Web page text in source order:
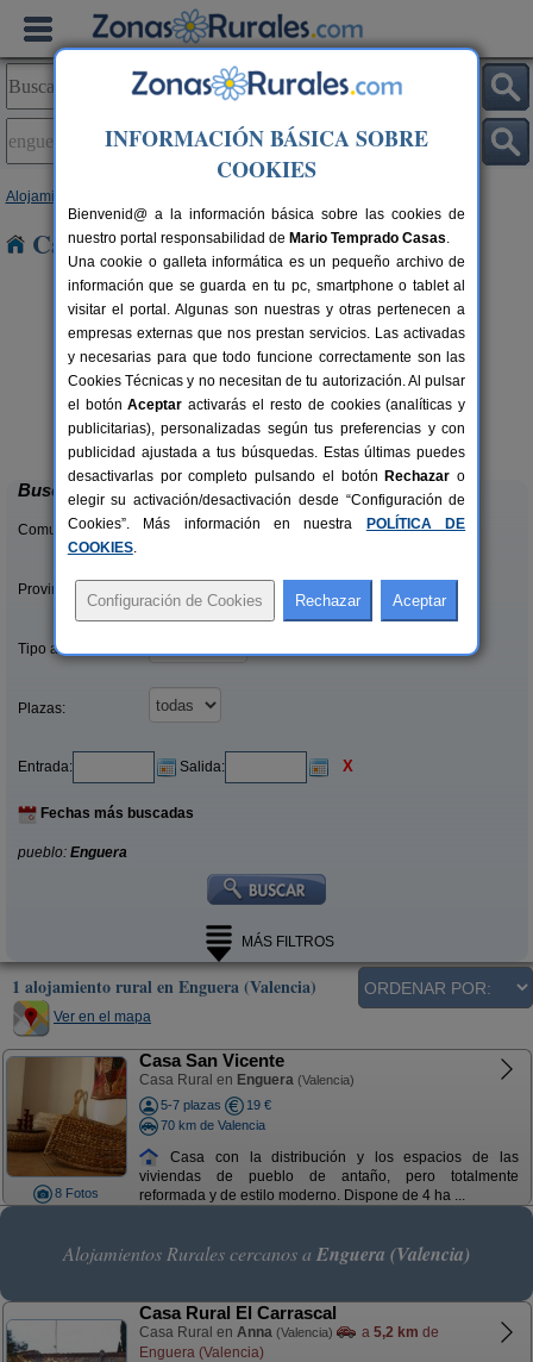
Alojamientos
Casas Rurales en Enguera
4 pers.
desde40 €
Cabaña del Lago
Anna (Valencia)
Buscar
Comunidades:
Provincias/Islas:
Tipo alquiler:
Plazas:
Entrada: Salida: X
Fechas más buscadas
pueblo: Enguera
MÁS FILTROS
1 alojamiento rural en Enguera (Valencia)
Ver en el mapa
8 Fotos
Casa San Vicente
Casa Rural en Enguera (Valencia)
5-7 plazas
19 €
70 km de Valencia
Casa con la distribución y los espacios de las
viviendas de pueblo de antaño, pero totalmente
reformada y de estilo moderno. Dispone de 4 ha ...
Alojamientos Rurales cercanos a Enguera (Valencia)
Casa Rural El Carrascal
Casa Rural en Anna (Valencia) a 5,2 km de
Enguera (Valencia)
INFORMACIÓN BÁSICA SOBRE
COOKIES
Bienvenid@ a la información básica sobre las cookies de
nuestro portal responsabilidad de Mario Temprado Casas.
Una cookie o galleta informática es un pequeño archivo de
información que se guarda en tu pc, smartphone o tablet al
visitar el portal. Algunas son nuestras y otras pertenecen a
empresas externas que nos prestan servicios. Las activadas
y necesarias para que todo funcione correctamente son las
Cookies Técnicas y no necesitan de tu autorización. Al pulsar
el botónAceptar activarás el resto de cookies (analíticas y
publicitarias), personalizadas según tus preferencias y con
publicidad ajustada a tus búsquedas. Estas últimas puedes
desactivarlas por completo pulsando el botón Rechazar o
elegir su activación/desactivación desde “Configuración de
Cookies”. Más información en nuestra
POLÍTICA DE
COOKIES.